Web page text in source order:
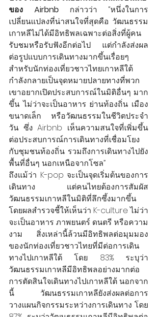
ของ Airbnb กล่าวว่า “หนึ่งในการ
เปลี่ยนแปลงที่น่าสนใจที่สุดคือ วัฒนธรรม
เกาหลีไม่ได้มีอิทธิพลเฉพาะต่อสิ่งที่ผู้คน
รับชมหรือรับฟังอีกต่อไป แต่กำลังส่งผล
ต่อรูปแบบการเดินทางมากขึ้นเรื่อยๆ
สำหรับนักท่องเที่ยวชาวไทยเกาหลีใต้
กำลังกลายเป็นจุดหมายปลายทางที่พวก
เขาอยากเปิดประสบการณ์ในมิติอื่นๆ มาก
ขึ้น ไม่ว่าจะเป็นอาหาร ย่านท้องถิ่น เมือง
ขนาดเล็ก หรือวัฒนธรรมในชีวิตประจำ
วัน ซึ่ง Airbnb เห็นความสนใจที่เพิ่มขึ้น
ต่อประสบการณ์การเดินทางที่เชื่อมโยง
กับชุมชนท้องถิ่น รวมถึงการเดินทางไปยัง
พื้นที่อื่นๆ นอกเหนือจากโซล”
ถึงแม้ว่า K-pop จะเป็นจุดเริ่มต้นของการ
เดินทาง แต่คนไทยต้องการสัมผัส
วัฒนธรรมเกาหลีในมิติที่ลึกซึ้งมากขึ้น
โดยผลสำรวจชี้ให้เห็นว่า K-culture ไม่ว่า
จะเป็นอาหาร ภาพยนตร์ ดนตรี หรือความ
งาม สิ่งเหล่านี้ล้วนมีอิทธิพลต่อมุมมอง
ของนักท่องเที่ยวชาวไทยที่มีต่อการเดิน
ทางไปเกาหลีใต้ โดย 83% ระบุว่า
วัฒนธรรมเกาหลีมีอิทธิพลอย่างมากต่อ
การตัดสินใจเดินทางไปเกาหลีใต้ นอกจาก
นี้ วัฒนธรรมเกาหลียังส่งผลต่อการ
วางแผนกิจกรรมระหว่างการเดินทาง โดย